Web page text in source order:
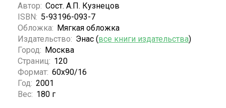
Автор: Сост. А.П. Кузнецов
ISBN: 5-93196-093-7
Обложка: Мягкая обложка
Издательство: Энас (все книги издательства)
Город: Москва
Страниц: 120
Формат: 60x90/16
Год: 2001
Вес: 180 г